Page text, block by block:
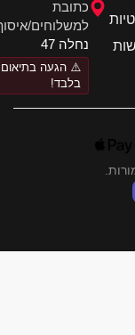
כתובת
למשלוחים/איסוף:
נחלה 47
⚠️ הגעה בתיאום
בלבד!